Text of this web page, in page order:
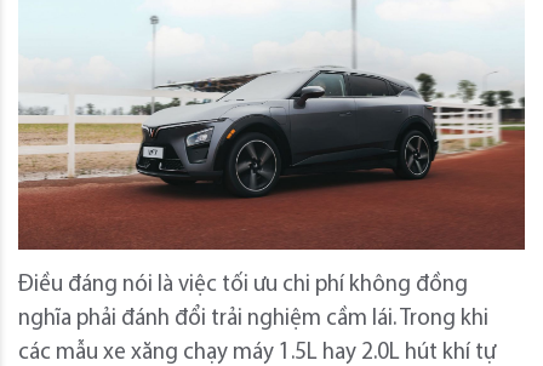
Điều đáng nói là việc tối ưu chi phí không đồng
nghĩa phải đánh đổi trải nghiệm cầm lái. Trong khi
các mẫu xe xăng chạy máy 1.5L hay 2.0L hút khí tự